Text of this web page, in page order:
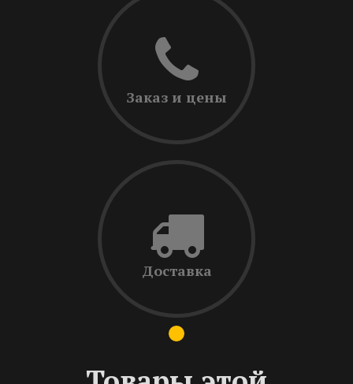
Заказ и цены
Доставка